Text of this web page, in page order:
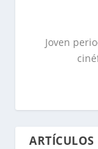
Joven